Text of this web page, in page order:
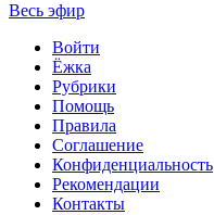
Весь эфир
Войти
Ёжка
Рубрики
Помощь
Правила
Соглашение
Конфиденциальность
Рекомендации
Контакты